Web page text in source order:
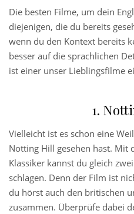
Die besten Filme, um dein
diejenigen, die du bereits
wenn du den Kontext bereits
besser auf die sprachlichen
ist einer unser Lieblingsfilme
1.
Vielleicht ist es schon eine
Notting Hill gesehen hast. Mit
Klassiker kannst du gleich
schlagen. Denn der Film ist
du hörst auch den britischen
zusammen. Überprüfe dabei